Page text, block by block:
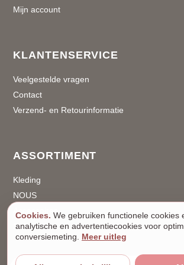
Cookies. We gebruiken functionele cookies
analytische en advertentiecookies voor
conversiemeting. Meer uitleg
Mijn account
KLANTENSERVICE
Veelgestelde vragen
Contact
Verzend- en Retourinformatie
ASSORTIMENT
Kleding
NOUS
Accessoires
SALE